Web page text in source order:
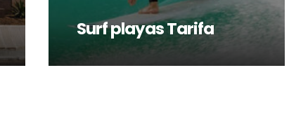
Surf playas Tarifa